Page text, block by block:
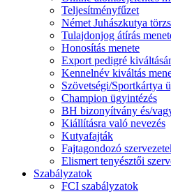
Teljesítményfűzet
Német Juhászkutya
Tulajdonjog átírás
Honosítás menete
Export pedigré
Kennelnév kiváltás
Szövetségi/Sportkártya
Champion ügyintézés
BH bizonyítvány és/
Kiállításra való nevezés
Kutyafajták
Fajtagondozó
Elismert tenyésztői
Szabályzatok
FCI szabályzatok